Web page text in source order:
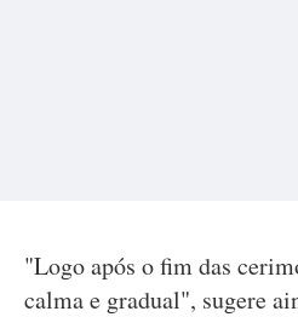
"Logo após o fim das
calma e gradual", sugere